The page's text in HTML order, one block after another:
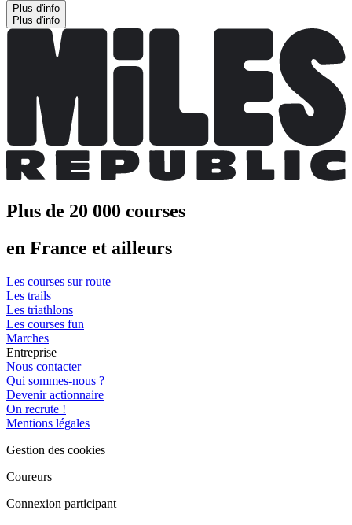
Plus d'info
Plus d'info
Plus de 20 000 courses
en France et ailleurs
Les courses sur route
Les trails
Les triathlons
Les courses fun
Marches
Entreprise
Nous contacter
Qui sommes-nous ?
Devenir actionnaire
On recrute !
Mentions légales
Gestion des cookies
Coureurs
Connexion participant